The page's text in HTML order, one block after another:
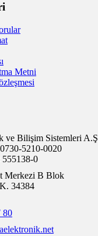
Metni
ve Bilişim Sistemleri
5210-0020
0
Merkezi B Blok
34384
80